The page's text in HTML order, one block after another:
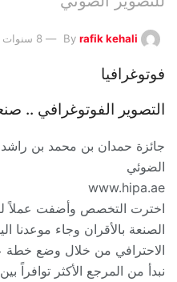
By rafik kehali 8 سنوات Ago
فوتوغرافيا
التصوير الفوتوغرافي ..
جائزة حمدان بن محمد بن راشد
الضوئي
www.hipa.ae
اخترت التخصص وأضفت عملاً
الصنعة بالأقران وجاء
الاحترافي من خلال وضع
نبدأ من المرجع الأكثر توافراً